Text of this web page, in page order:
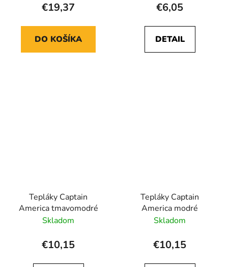
€19,37
DO KOŠÍKA
€6,05
DETAIL
Tepláky Captain
America tmavomodré
Skladom
€10,15
Tepláky Captain
America modré
Skladom
€10,15